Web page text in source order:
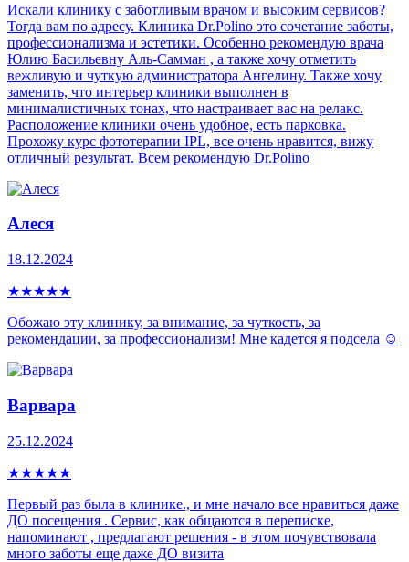
Искали клинику с заботливым врачом и высоким сервисов?
Тогда вам по адресу. Клиника Dr.Polino это сочетание заботы,
профессионализма и эстетики. Особенно рекомендую врача
Юлию Басильевну Аль-Самман , а также хочу отметить
вежливую и чуткую администратора Ангелину. Также хочу
заменить, что интерьер клиники выполнен в
минималистичных тонах, что настраивает вас на релакс.
Расположение клиники очень удобное, есть парковка.
Прохожу курс фототерапии IPL, все очень нравится, вижу
отличный результат. Всем рекомендую Dr.Polino
Алеся
18.12.2024
★★★★★
Обожаю эту клинику, за внимание, за чуткость, за
рекомендации, за профессионализм! Мне кадется я подсела ☺️
Варвара
25.12.2024
★★★★★
Первый раз была в клинике., и мне начало все нравиться даже
ДО посещения . Сервис, как общаются в переписке,
напоминают , предлагают решения - в этом почувствовала
много заботы еще даже ДО визита